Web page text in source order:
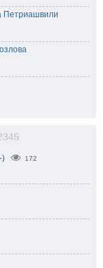
Петриашвили
) 172